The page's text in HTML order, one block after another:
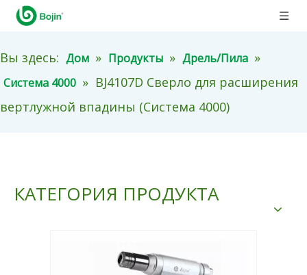
Вы здесь: Дом » Продукты » Дрель/Пила »
Система 4000 » BJ4107D Сверло для расширения
вертлужной впадины (Система 4000)
КАТЕГОРИЯ ПРОДУКТА